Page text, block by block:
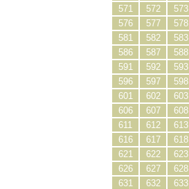
571
572 573
576
577 578
581
582 583
586
587 588
591
592 593
596
597 598
601
602 603
606
607 608
611
612 613
616
617 618
621
622 623
626
627 628
631
632 633